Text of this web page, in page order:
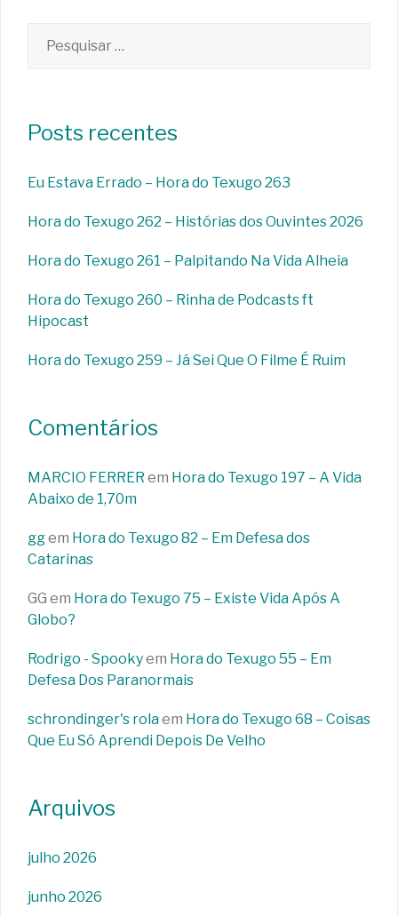
por:
Posts recentes
Eu Estava Errado – Hora do Texugo 263
Hora do Texugo 262 – Histórias dos Ouvintes 2026
Hora do Texugo 261 – Palpitando Na Vida Alheia
Hora do Texugo 260 – Rinha de Podcasts ft
Hipocast
Hora do Texugo 259 – Já Sei Que O Filme É Ruim
Comentários
MARCIO FERRER em Hora do Texugo 197 – A Vida
Abaixo de 1,70m
ggem Hora do Texugo 82 – Em Defesa dos
Catarinas
GG em Hora do Texugo 75 – Existe Vida Após A
Globo?
Rodrigo - Spookyem Hora do Texugo 55 – Em
Defesa Dos Paranormais
schrondinger's rolaem Hora do Texugo 68 – Coisas
Que Eu Só Aprendi Depois De Velho
Arquivos
julho 2026
junho 2026